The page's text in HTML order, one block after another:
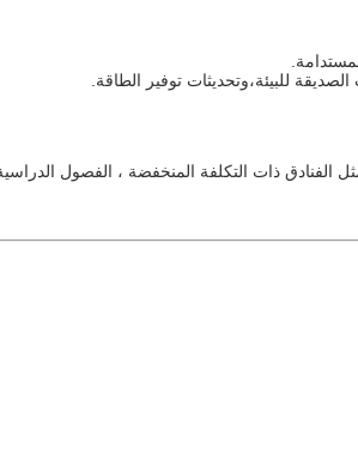
للبيئة،وتحديثات توفير الطاقة.
الفنادق ذات التكلفة المنخفضة ، الفصول